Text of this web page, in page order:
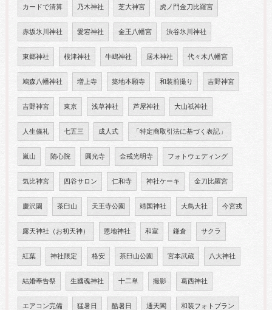
カードで清算 乃木神社 芝大神宮 虎ノ門金刀比羅宮
赤坂氷川神社 愛宕神社 金王八幡宮 渋谷氷川神社
東郷神社 根津神社 牛嶋神社 居木神社 代々木八幡宮
鳩森八幡神社 増上寺 築地本願寺 和装前撮り 吉野神宮
吉野神宮 東京 浅草神社 芦屋神社 大山祇神社
人生儀礼 七五三 成人式 「特定商取引法に基づく表記」
嵐山 隋心院 圓光寺 金戒光明寺 フォトウェディング
気比神宮 四谷サロン 仁和寺 神社ケーキ 金刀比羅宮
慶沢園 茶臼山 天王寺公園 靖国神社 大鳥大社 今宮戎
露天神社（お初天神） 恩地神社 和室 鎌倉 サクラ
紅葉 神社限定 格安 茶臼山公園 宮本武蔵 八大神社
結婚奉告祭 生國魂神社 十二単 撮影 葛西神社
エアコン完備 猛暑日 酷暑日 通天閣 和装フォトプラン